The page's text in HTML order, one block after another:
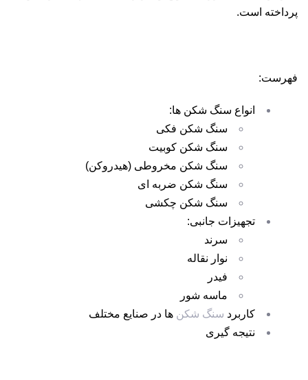
پرداخته است.
فهرست:
انواع سنگ شکن ها:
سنگ شکن فکی
سنگ شکن کوبیت
سنگ شکن مخروطی (هیدروکن)
سنگ شکن ضربه ای
سنگ شکن چکشی
تجهیزات جانبی:
سرند
نوار نقاله
فیدر
ماسه شور
کاربرد سنگ شکن ها در صنایع مختلف
نتیجه گیری